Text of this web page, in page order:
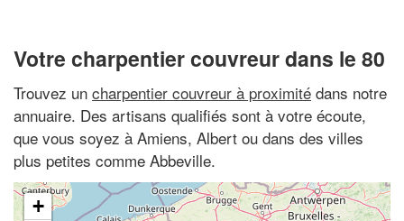
Votre charpentier couvreur dans le 80
Trouvez un charpentier couvreur à proximité dans notre
annuaire. Des artisans qualifiés sont à votre écoute,
que vous soyez à Amiens, Albert ou dans des villes
plus petites comme Abbeville.
+